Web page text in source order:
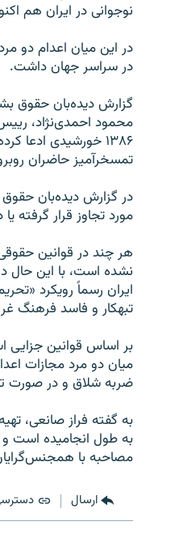
نوجوانی در ایران هم
در سراسر جهان داشت.
گزارش دیده‌بان حقوق
محمود احمدی‌نژاد،
۱۳۸۶ خورشیدی
تمسخرآمیز حاضران
در گزارش دیده‌بان
مورد تجاوز قرار گرفته
هر چند در قوانین
نشده است، با این
ایران رسماً‌ رویکرد
تبهکار و فاسد فرهنگ
بر اساس قوانین جزایی
میان دو مرد مجازات
ضربه شلاق و در صورت
به گفته فراز صانعی،
به طول انجامیده است و
مصاحبه با
ارسال